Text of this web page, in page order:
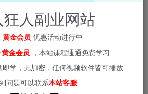
狂人副业网站
黄金会员 优惠活动进行中
黄金会员 ，本站课程通通免费学习
学，无加密，任何视频软件皆可播放
问题可以联系本站客服